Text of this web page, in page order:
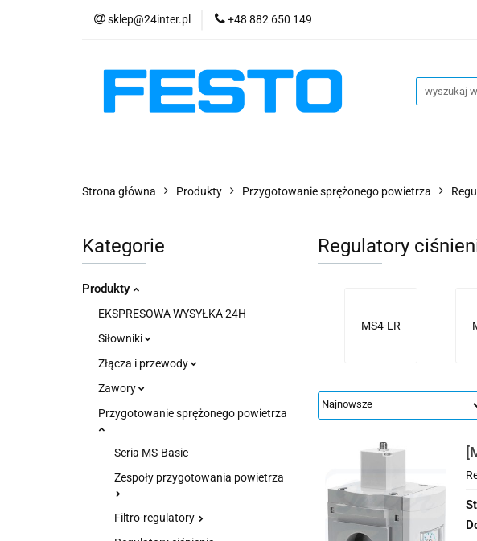
sklep@24inter.pl +48 882 650 149
PRODUKTY
AKTUALNOŚCI KONTAKT KSP
Strona główna Produkty Przygotowanie sprężonego powietrza
Kategorie
Produkty
EKSPRESOWA WYSYŁKA 24H
Siłowniki
Złącza i przewody
Zawory
Przygotowanie sprężonego powietrza
Seria MS-Basic
Zespoły przygotowania powietrza
Filtro-regulatory
Regulatory
MS4-LR